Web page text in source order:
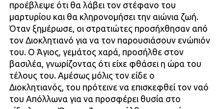
προέβλεψε ότι θα λάβει τον στέφανο του
μαρτυρίου και θα κληρονομήσει την αιώνια ζωή.
Όταν ξημέρωσε, οι στρατιώτες προσήχθησαν από
τον Διοκλητιανό για να τον παρουσιάσουν ενώπιόν
του. Ο Άγιος, γεμάτος χαρά, προσήλθε στον
βασιλέα, γνωρίζοντας ότι είχε φθάσει η ώρα του
τέλους του. Αμέσως μόλις τον είδε ο
Διοκλητιανός, του πρότεινε να επισκεφθεί τον ναό
του Απόλλωνα για να προσφέρει θυσία στο